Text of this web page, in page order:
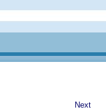
Next